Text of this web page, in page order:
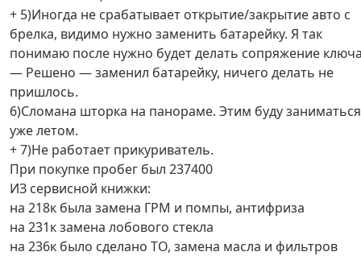
+ 5)Иногда не срабатывает открытие/закрытие авто с
брелка, видимо нужно заменить батарейку. Я так
понимаю после нужно будет делать сопряжение
— Решено — заменил батарейку, ничего делать не
пришлось.
6)Сломана шторка на панораме. Этим буду заниматься
уже летом.
+ 7)Не работает прикуриватель.
При покупке пробег был 237400
ИЗ сервисной книжки:
на 218к была замена ГРМ и помпы, антифриза
на 231к замена лобового стекла
на 236к было сделано ТО, замена масла и фильтров